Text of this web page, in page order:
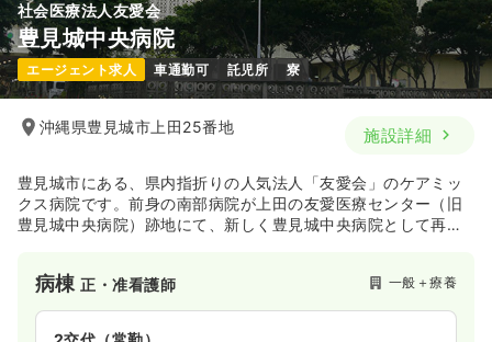
日勤のみ（パート）
給与 時給1,300円
時間 8:30～17:30
気になる 詳細を見る
訪問看護正看護師 一般＋療養
日勤のみ（常勤）
社会医療法人友愛会
豊見城中央病院
エージェント求人 車通勤可 託児所 寮
沖縄県豊見城市上田25番地 施設詳細
豊見城市にある、県内指折りの人気法人「友愛会」のケアミッ
クス病院です。前身の南部病院が上田の友愛医療センター（旧
豊見城中央病院）跡地にて、新しく豊見城中央病院として再出
行う体制を整えており、南部地区で幅広い疾患や病状に対応で
きる体制を法人として整えています。今後益々地域医療への貢
献が期待できる病院です。
病棟正・准看護師 一般＋療養